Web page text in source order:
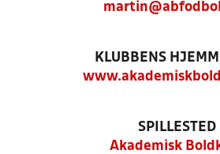
KLUBBENS
SPILLESTED
Akademisk